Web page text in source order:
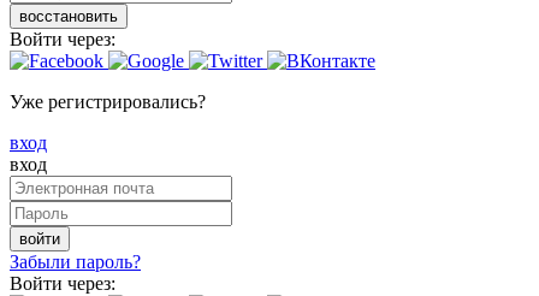
восстановить
Войти через:
Уже регистрировались?
вход
вход
войти
Забыли пароль?
Войти через: